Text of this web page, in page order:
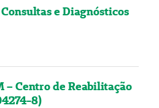
e Diagnósticos
– Centro de Reabilitação
8)